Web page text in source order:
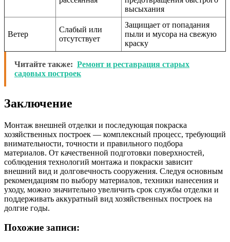
высыхания
Ветер
Слабый или
отсутствует
Защищает от попадания
пыли и мусора на свежую
краску
Читайте также: Ремонт и реставрация старых
садовых построек
Заключение
Монтаж внешней отделки и последующая покраска
хозяйственных построек — комплексный процесс, требующий
внимательности, точности и правильного подбора
материалов. От качественной подготовки поверхностей,
соблюдения технологий монтажа и покраски зависит
внешний вид и долговечность сооружения. Следуя основным
рекомендациям по выбору материалов, техники нанесения и
уходу, можно значительно увеличить срок службы отделки и
поддерживать аккуратный вид хозяйственных построек на
долгие годы.
Похожие записи: